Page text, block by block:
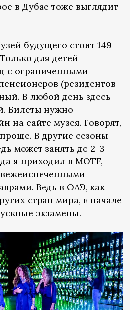
в Дубае тоже выглядит
будущего стоит 149
для детей
с ограниченными
(резидентов
В любой день здесь
Билеты нужно
на сайте музея. Говорят,
В другие сезоны
может занять до 2-3
я приходил в MOTF,
Ведь в ОАЭ, как
стран мира, в начале
экзамены.